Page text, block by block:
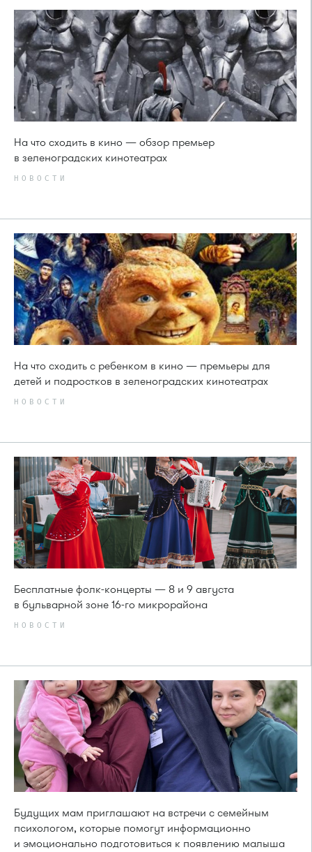
На что сходить в кино — обзор премьер
в зеленоградских кинотеатрах
НОВОСТИ
На что сходить с ребенком в кино — премьеры для
детей и подростков в зеленоградских кинотеатрах
НОВОСТИ
Бесплатные фолк-концерты — 8 и 9 августа
в бульварной зоне 16-го микрорайона
НОВОСТИ
Будущих мам приглашают на встречи с семейным
психологом, которые помогут информационно
и эмоционально подготовиться к появлению малыша